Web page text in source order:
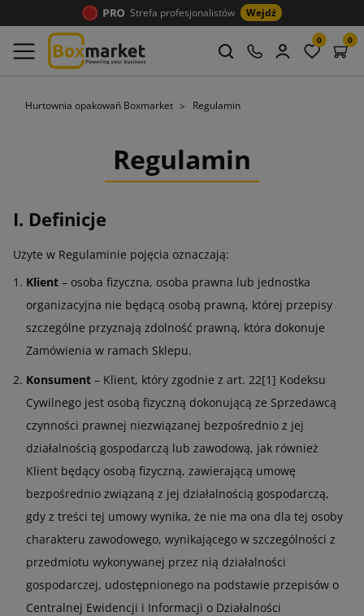
Strefa profesjonalistów Wejdź
0 0
Hurtownia opakowań Boxmarket Regulamin
Regulamin
I. Definicje
Użyte w Regulaminie pojęcia oznaczają:
Klient – osoba fizyczna, osoba prawna lub jednostka
organizacyjna nie będącą osobą prawną, której przepisy
szczególne przyznają zdolność prawną, która dokonuje
Zamówienia w ramach Sklepu.
Konsument – Klient, który zgodnie z art. 22[1] Kodeksu
Cywilnego jest osobą fizyczną dokonującą ze Sprzedawcą
czynności prawnej niezwiązanej bezpośrednio z jej
działalnością gospodarczą lub zawodową, jak również
Klient będący osobą fizyczną, zawierającą umowę
bezpośrednio związaną z jej działalnością gospodarczą,
gdy z treści tej umowy wynika, że nie ma ona dla tej osoby
charakteru zawodowego, wynikającego w szczególności z
przedmiotu wykonywanej przez nią działalności
gospodarczej, udostępnionego na podstawie przepisów o
Centralnej Ewidencji i Informacji o Działalności